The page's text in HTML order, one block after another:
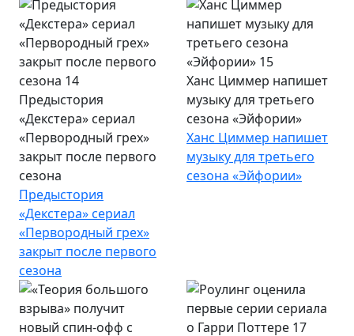
Предыстория
«Декстера» сериал
«Первородный грех»
закрыт после первого
сезона
Предыстория
«Декстера» сериал
«Первородный грех»
закрыт после первого
сезона
Ханс Циммер напишет
музыку для третьего
сезона «Эйфории»
Ханс Циммер напишет
музыку для третьего
сезона «Эйфории»